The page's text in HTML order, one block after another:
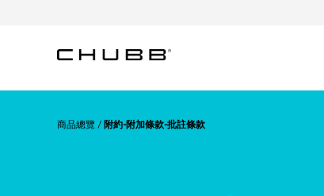
商品總覽 附約-附加條款-批註條款